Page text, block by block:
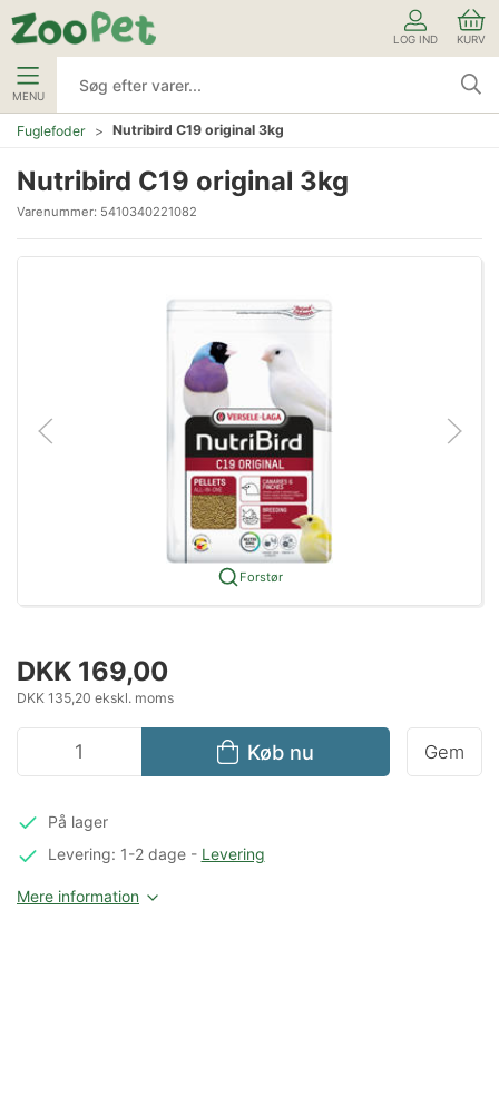
LOG IND KURV
MENU
Fuglefoder Nutribird C19 original 3kg
Nutribird C19 original 3kg
Varenummer: 5410340221082
Forstør
DKK 169,00
DKK 135,20 ekskl. moms
Køb nu Gem
På lager
Levering: 1-2 dage- Levering
Mere information